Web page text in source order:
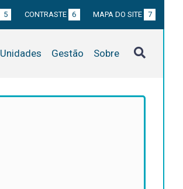
5 CONTRASTE 6 MAPA DO SITE 7
Unidades Gestão Sobre